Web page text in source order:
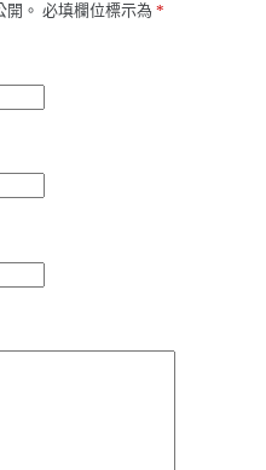
。 必填欄位標示為 *